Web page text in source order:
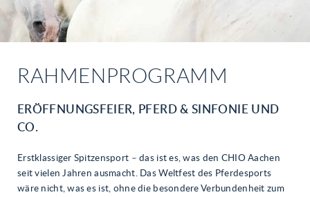
RAHMENPROGRAMM
ERÖFFNUNGSFEIER, PFERD & SINFONIE UND
CO.
Erstklassiger Spitzensport – das ist es, was den CHIO Aachen
seit vielen Jahren ausmacht. Das Weltfest des Pferdesports
wäre nicht, was es ist, ohne die besondere Verbundenheit zum